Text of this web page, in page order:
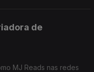
de
MJ Reads nas redes